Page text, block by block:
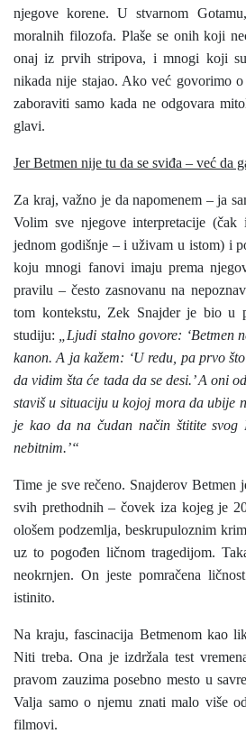
njegove korene. U stvarnom
moralnih filozofa. Plaše se onih koji
onaj iz prvih stripova, i mnogi koji
nikada nije stajao. Ako već govorimo
zaboraviti samo kada ne odgovara
glavi.
Jer Betmen nije tu da se sviđa – već da
Za kraj, važno je da napomenem – ja
Volim sve njegove interpretacije
jednom godišnje – i uživam u istom) i
koju mnogi fanovi imaju prema
pravilu – često zasnovanu na
tom kontekstu, Zek Snajder je bio u
studiju:
„Ljudi stalno govore: ‘Betmen
kanon. A ja kažem: ‘U redu, pa prvo
da vidim šta će tada da se desi.’ A oni
staviš u situaciju u kojoj mora da ubije
je kao da na čudan način štitite svog
nebitnim.’“
Time je sve rečeno. Snajderov Betmen
svih prethodnih – čovek iza kojeg je
ološem podzemlja, beskrupuloznim
uz to pogođen ličnom tragedijom.
neokrnjen. On jeste pomračena
istinito.
Na kraju, fascinacija Betmenom kao
Niti treba. Ona je izdržala test
pravom zauzima posebno mesto u
Valja samo o njemu znati malo više
filmovi.